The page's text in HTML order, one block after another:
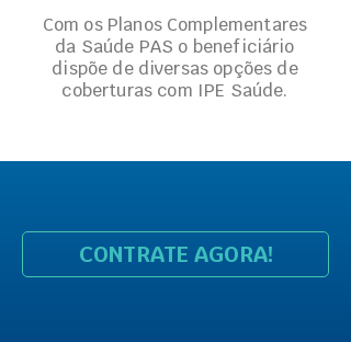
Com os Planos Complementares
da Saúde PAS o beneficiário
dispõe de diversas opções de
coberturas com IPE Saúde.
CONTRATE AGORA!